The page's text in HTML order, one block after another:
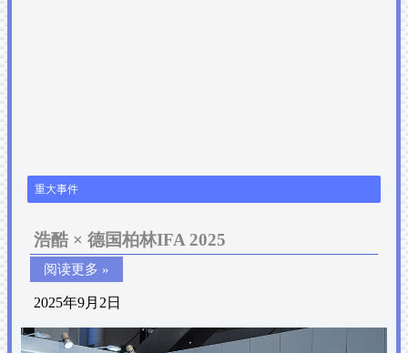
重大事件
浩酷 × 德国柏林IFA 2025
阅读更多 »
2025年9月2日